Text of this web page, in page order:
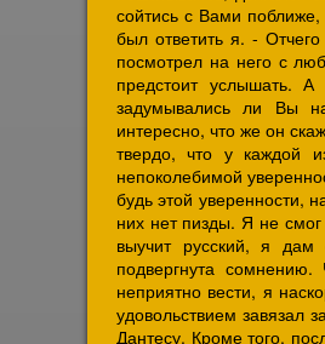
сойтись с Вами
был ответить я. -
посмотрел на него с
предстоит услышать.
задумывались ли Вы
интересно, что же он
твердо, что у каждой
непоколебимой
будь этой уверенности,
них нет пизды. Я не
выучит русский, я дам
подвергнута
неприятно вести, я
удовольствием завязал
Дантесу. Кроме того,